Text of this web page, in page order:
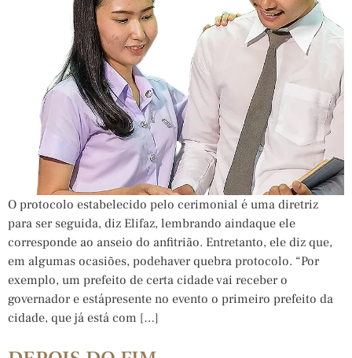
O protocolo estabelecido pelo cerimonial é uma diretriz
para ser seguida, diz Elifaz, lembrando aindaque ele
corresponde ao anseio do anfitrião. Entretanto, ele diz que,
em algumas ocasiões, podehaver quebra protocolo. “Por
exemplo, um prefeito de certa cidade vai receber o
governador e estápresente no evento o primeiro prefeito da
cidade, que já está com […]